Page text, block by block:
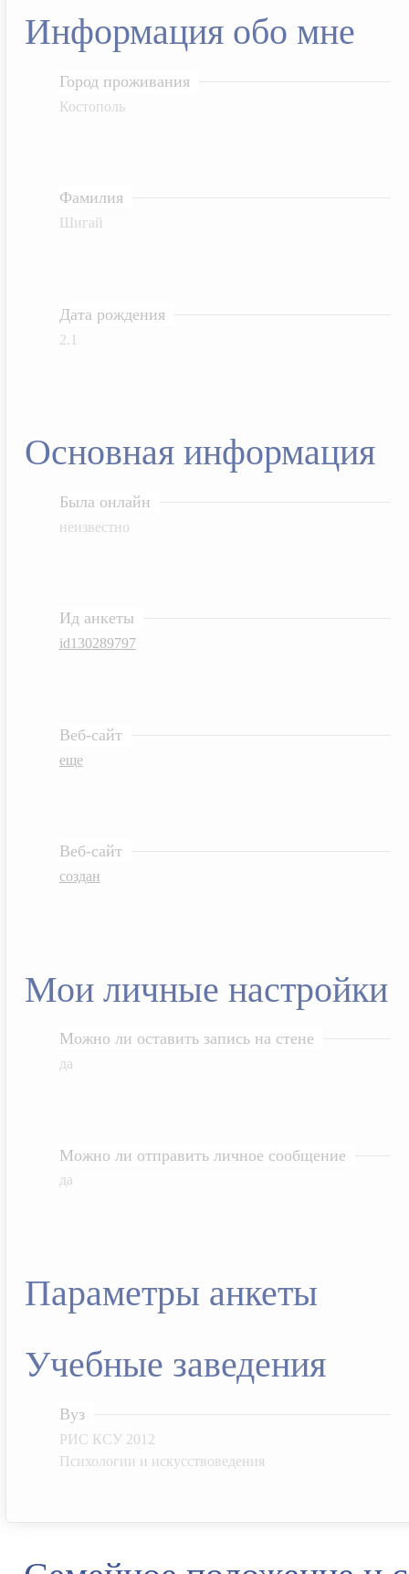
Информация обо мне
Город проживания
Костополь
Фамилия
Шигай
Дата рождения
2.1
Основная информация
Была онлайн
неизвестно
Ид анкеты
id130289797
Веб-сайт
еще
Веб-сайт
создан
Мои личные настройки
Можно ли оставить запись на стене
да
Можно ли отправить личное сообщение
да
Параметры анкеты
Учебные заведения
Вуз
РИС КСУ 2012
Психологии и искусствоведения